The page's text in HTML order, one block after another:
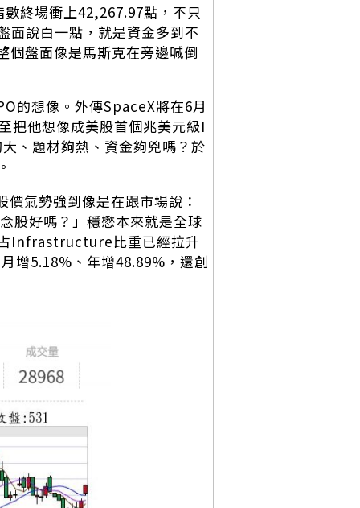
終場衝上42,267.97點，不只
面說白一點，就是資金多到不
個盤面像是馬斯克在旁邊喊倒
的想像。外傳SpaceX將在6月
把他想像成美股首個兆美元級I
、題材夠熱、資金夠兇嗎？於
氣勢強到像是在跟市場說：
股好嗎？」穩懋本來就是全球
Infrastructure比重已經拉升
增5.18%、年增48.89%，還創